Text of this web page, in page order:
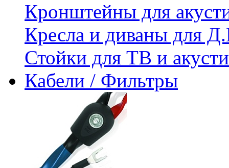
Кронштейны для
Кресла и диваны для
Стойки для ТВ и
Кабели / Фильтры